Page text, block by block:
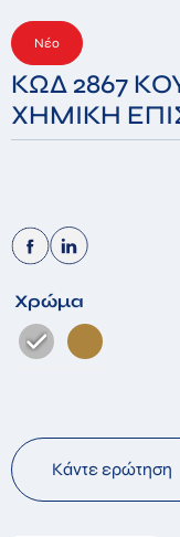
Νέο
ΚΩΔ 2867
ΧΗΜΙΚΗ
Χρώμα
Κάντε ερώτηση